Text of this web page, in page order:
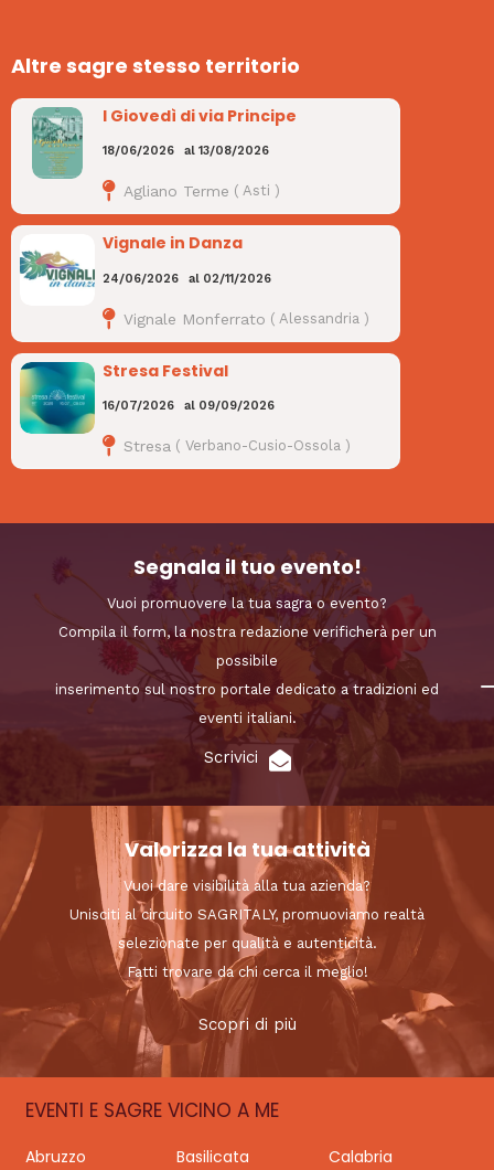
Altre sagre stesso territorio
I Giovedì di via Principe
18/06/2026 al 13/08/2026
Agliano Terme ( Asti )
Vignale in Danza
24/06/2026 al 02/11/2026
Vignale Monferrato ( Alessandria )
Stresa Festival
16/07/2026 al 09/09/2026
Stresa ( Verbano-Cusio-Ossola)
Segnala il tuo evento!
Vuoi promuovere la tua sagra o evento?
Compila il form, la nostra redazione verificherà per un
possibile
inserimento sul nostro portale dedicato a tradizioni ed
eventi italiani.
Scrivici
Valorizza la tua attività
Vuoi dare visibilità alla tua azienda?
Unisciti al circuito SAGRITALY, promuoviamo realtà
selezionate per qualità e autenticità.
Fatti trovare da chi cerca il meglio!
Scopri di più
EVENTI E SAGRE VICINO A ME
Abruzzo Basilicata
Calabria